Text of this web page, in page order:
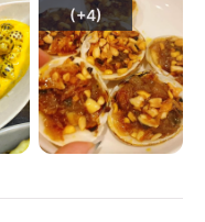
(+4)